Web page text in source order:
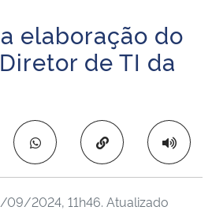
e Abastecimento
elaboração do
de TI da
Copiar para área
09/2024, 11h46. Atualizado